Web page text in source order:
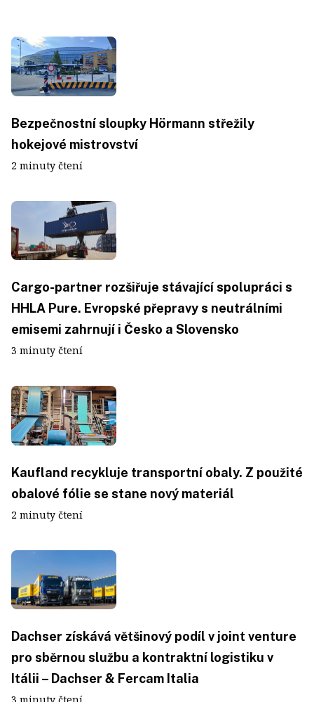
Bezpečnostní sloupky Hörmann střežily
hokejové mistrovství
2 minuty čtení
Cargo-partner rozšiřuje stávající spolupráci s
HHLA Pure. Evropské přepravy s neutrálními
emisemi zahrnují i Česko a Slovensko
3 minuty čtení
Kaufland recykluje transportní obaly. Z použité
obalové fólie se stane nový materiál
2 minuty čtení
Dachser získává většinový podíl v joint venture
pro sběrnou službu a kontraktní logistiku v
Itálii – Dachser & Fercam Italia